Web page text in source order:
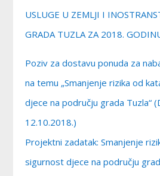
USLUGE U ZEMLJI I
GRADA TUZLA ZA 2018.
Poziv za dostavu ponuda za
na temu „Smanjenje rizika od
djece na području grada Tuzla“
12.10.2018.)
Projektni zadatak: Smanjenje
sigurnost djece na području